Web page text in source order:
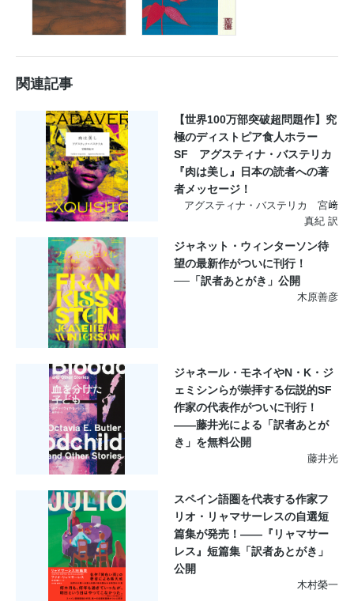
関連記事
【世界100万部突破超問題作】究
極のディストピア食人ホラー
SF アグスティナ・バステリカ
『肉は美し』日本の読者への著
者メッセージ！
アグスティナ・バステリカ 宮﨑
真紀 訳
ジャネット・ウィンターソン待
望の最新作がついに刊行！
──「訳者あとがき」公開
木原善彦
ジャネール・モネイやN・K・ジ
ェミシンらが崇拝する伝説的SF
作家の代表作がついに刊行！
――藤井光による「訳者あとが
き」を無料公開
藤井光
スペイン語圏を代表する作家フ
リオ・リャマサーレスの自選短
篇集が発売！——『リャマサー
レス』短篇集「訳者あとがき」
公開
木村榮一